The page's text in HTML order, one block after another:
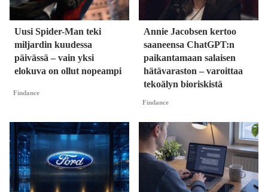
Uusi Spider-Man teki
miljardin kuudessa
päivässä – vain yksi
elokuva on ollut nopeampi
Findance
Annie Jacobsen kertoo
saaneensa ChatGPT:n
paikantamaan salaisen
hätävaraston – varoittaa
tekoälyn bioriskistä
Findance